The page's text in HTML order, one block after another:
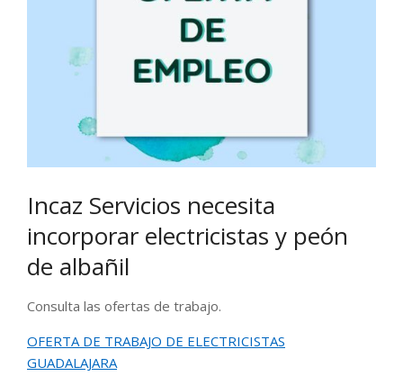
Incaz Servicios necesita
incorporar electricistas y peón
de albañil
Consulta las ofertas de trabajo.
OFERTA DE TRABAJO DE ELECTRICISTAS
GUADALAJARA